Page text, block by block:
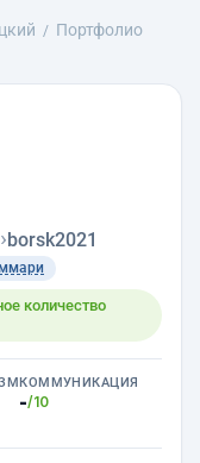
Портфолио
›borsk2021
количество
КОММУНИКАЦИЯ
-/10